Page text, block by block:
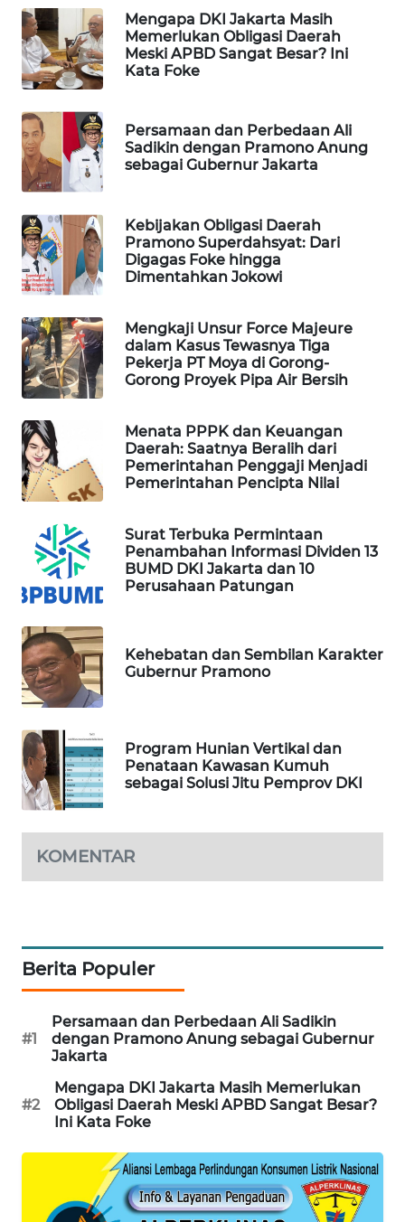
Mengapa DKI Jakarta Masih
Memerlukan Obligasi Daerah
Meski APBD Sangat Besar? Ini
Kata Foke
Persamaan dan Perbedaan Ali
Sadikin dengan Pramono Anung
sebagai Gubernur Jakarta
Kebijakan Obligasi Daerah
Pramono Superdahsyat: Dari
Digagas Foke hingga
Dimentahkan Jokowi
Mengkaji Unsur Force Majeure
dalam Kasus Tewasnya Tiga
Pekerja PT Moya di Gorong-
Gorong Proyek Pipa Air Bersih
Menata PPPK dan Keuangan
Daerah: Saatnya Beralih dari
Pemerintahan Penggaji Menjadi
Pemerintahan Pencipta Nilai
Surat Terbuka Permintaan
Penambahan Informasi Dividen 13
BUMD DKI Jakarta dan 10
Perusahaan Patungan
Kehebatan dan Sembilan Karakter
Gubernur Pramono
Program Hunian Vertikal dan
Penataan Kawasan Kumuh
sebagai Solusi Jitu Pemprov DKI
KOMENTAR
Berita Populer
#1
Persamaan dan Perbedaan Ali Sadikin
dengan Pramono Anung sebagai Gubernur
Jakarta
#2
Mengapa DKI Jakarta Masih Memerlukan
Obligasi Daerah Meski APBD Sangat Besar?
Ini Kata Foke
WAHANA
SPORT
WAHANA
UMKM
WAHANA
WAHANA
PERSONA
WAHANA
OTOMOTIF
WAHANA
HEALTH
WAHANA
DESA
WISATA
LAPAK
WAHANA
Wahana
KONSUMEN
LISTRIK
MASYARAKAT
KELISTRIKAN
WALINKI
ID
MAWAKA
ID
NET
WATCH
MKLI
LPKKI
KOPEKLIN